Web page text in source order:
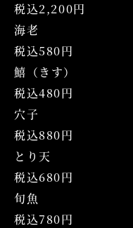
税込2,200円
海老
税込580円
鱚（きす）
税込480円
穴子
税込880円
とり天
税込680円
旬魚
税込780円